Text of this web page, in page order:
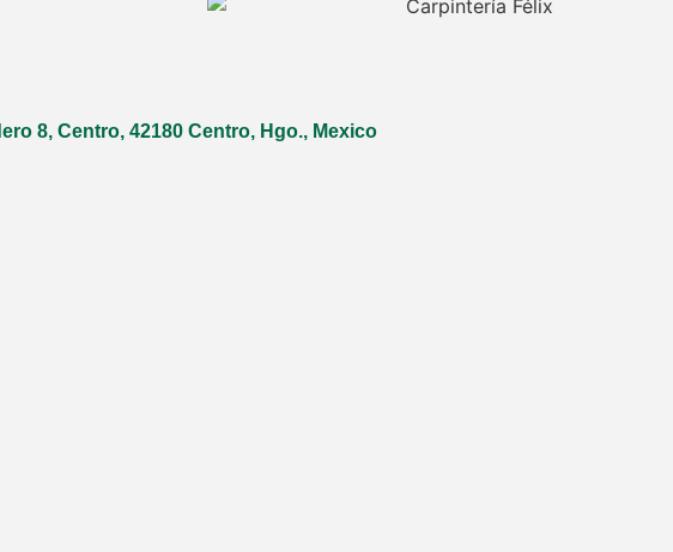
8, Centro, 42180 Centro, Hgo., Mexico